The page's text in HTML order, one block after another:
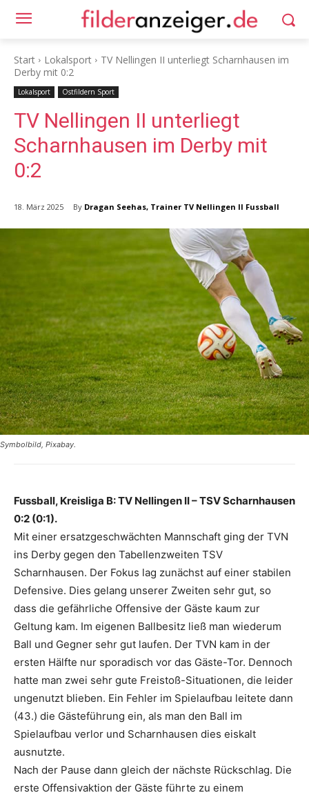
Start Lokalsport
TV Nellingen II unterliegt Scharnhausen im
Derby mit 0:2
Lokalsport Ostfildern Sport
TV Nellingen II unterliegt
Scharnhausen im Derby mit
0:2
18. März 2025 By Dragan Seehas, Trainer TV Nellingen II Fussball
Symbolbild, Pixabay.
Fussball, Kreisliga B: TV Nellingen II – TSV Scharnhausen
0:2 (0:1).
Mit einer ersatzgeschwächten Mannschaft ging der TVN
ins Derby gegen den Tabellenzweiten TSV
Scharnhausen. Der Fokus lag zunächst auf einer stabilen
Defensive. Dies gelang unserer Zweiten sehr gut, so
dass die gefährliche Offensive der Gäste kaum zur
Geltung kam. Im eigenen Ballbesitz ließ man wiederum
Ball und Gegner sehr gut laufen. Der TVN kam in der
ersten Hälfte nur sporadisch vor das Gäste-Tor. Dennoch
hatte man zwei sehr gute Freistoß-Situationen, die leider
ungenutzt blieben. Ein Fehler im Spielaufbau leitete dann
(43.) die Gästeführung ein, als man den Ball im
Spielaufbau verlor und Scharnhausen dies eiskalt
ausnutzte.
Nach der Pause dann gleich der nächste Rückschlag. Die
erste Offensivaktion der Gäste führte zu einem